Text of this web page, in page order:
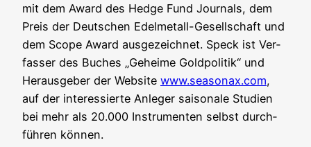
mit dem Award des Hedge Fund Jour­nals, dem
Preis der Deut­schen Edel­me­tall-Gesell­schaft und
dem Scope Award aus­ge­zeich­net. Speck ist Ver­
fas­ser des Buches „Gehei­me Gold­po­li­tik“ und
Her­aus­ge­ber der Web­site www.seasonax.com,
auf der inter­es­sier­te Anle­ger sai­so­na­le Stu­di­en
bei mehr als 20.000 Instru­men­ten selbst durch­
füh­ren können.